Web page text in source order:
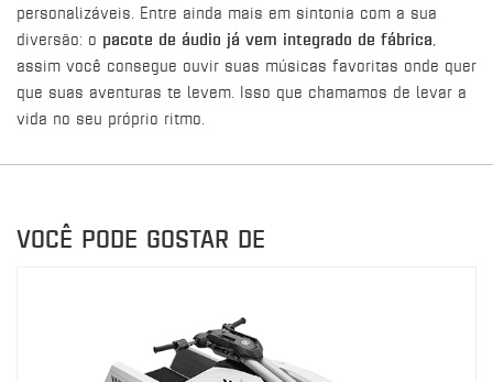
personalizáveis. Entre ainda mais em sintonia com a sua
diversão: o pacote de áudio já vem integrado de fábrica
assim você consegue ouvir suas músicas favoritas onde quer
que suas aventuras te levem. Isso que chamamos de levar a
vida no seu próprio ritmo.
VOCÊ PODE GOSTAR DE